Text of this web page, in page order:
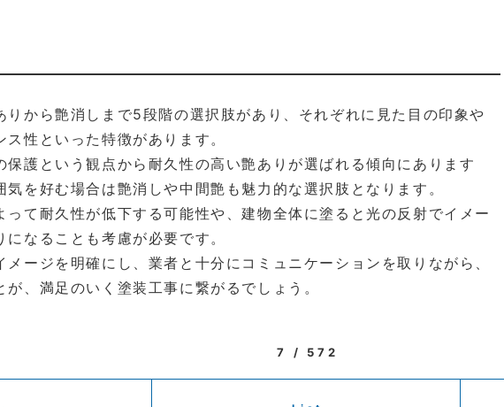
りから艶消しまで5段階の選択肢があり、それぞれに見た目の印象や
性といった特徴があります。
保護という観点から耐久性の高い艶ありが選ばれる傾向にあります
気を好む場合は艶消しや中間艶も魅力的な選択肢となります。
って耐久性が低下する可能性や、建物全体に塗ると光の反射でイメー
なることも考慮が必要です。
メージを明確にし、業者と十分にコミュニケーションを取りながら、
、満足のいく塗装工事に繋がるでしょう。
7 / 572